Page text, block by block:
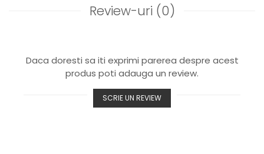
Review-uri (0)
Daca doresti sa iti exprimi parerea despre acest
produs poti adauga un review.
SCRIE UN REVIEW